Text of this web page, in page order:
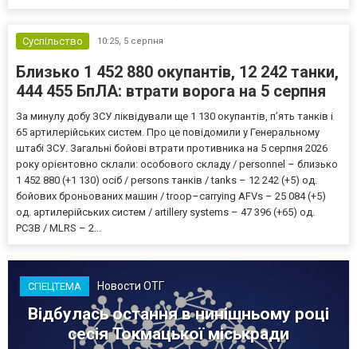
Суспільство 10:25, 5 серпня
Близько 1 452 880 окупантів, 12 242 танки,
444 455 БпЛА: втрати ворога на 5 серпня
За минулу добу ЗСУ ліквідували ще 1 130 окупантів, пʼять танків і
65 артилерійських систем. Про це повідомили у Генеральному
штабі ЗСУ. Загальні бойові втрати противника на 5 серпня 2026
року орієнтовно склали: особового складу / personnel – близько
1 452 880 (+1 130) осіб / persons танків / tanks – 12 242 (+5) од.
бойових броньованих машин / troop–carrying AFVs – 25 084 (+5)
од. артилерійських систем / artillery systems – 47 396 (+65) од.
РСЗВ / MLRS – 2...
СПЕЦТЕМА Новости ОТГ
Відбулась остання в нинішньому році
сесія Токмацької міськради